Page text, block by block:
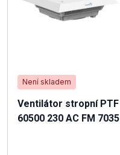
Není skladem
Ventilátor stropní PTF
60500 230 AC FM 7035